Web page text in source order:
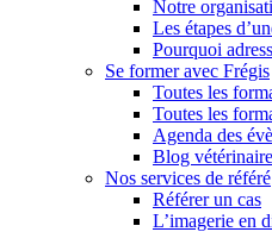
Notre
Les étapes
Pourquoi
Se former avec Frégis
Toutes les
Toutes les
Agenda des
Blog vétérinaire
Nos services de référé
Référer un cas
L’imagerie en